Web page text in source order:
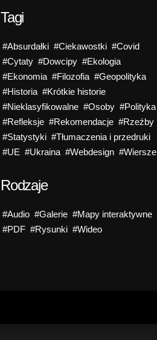
Tagi
#Absurdałki #Ciekawostki #Covid
#Cytaty #Dowcipy #Ekologia
#Ekonomia #Filozofia #Geopolityka
#Historia #Krótkie historie
#Nieklasyfikowalne #Osoby #Polityka
#Refleksje #Rekomendacje #Rzeźby
#Statystyki #Tłumaczenia i przedruki
#UE #Ukraina #Webdesign #Wiersze
Rodzaje
#Audio #Galerie #Mapy interaktywne
#PDF #Rysunki #Wideo